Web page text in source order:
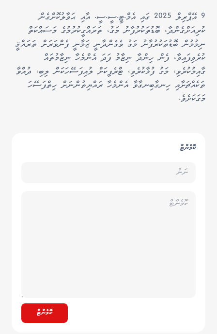
9 އޭޕްރިލް 2025 ގައި އެމް.ޓީ.ސީ.ސީ. އާއި ޙަވާލުކޮށްގެން
ކުރިއަށްގެންދާ، ބޮޑުތަކުރުފާނު މަގު، ތަރައްގީކުރުމުގެ މަސައްކަތް
ނިމުމުން ބޮޑުތަކުރުފާނު މަގު ވެގެންދާނީ ޒަމާނީ ފެންވަރަށް ތަރައްޤީ
ކުރެވިފައިވާ، ފެން ހިންދާ ނިޒާމު ފަދަ އެންމެހާ ނިޒާމުތައް
ގާއިމުކުރެވި، މަގު ފުޅާކުރެވި، ޓްރެފިކަށް ލުއިފަސޭހަކަން ލިބި، ދުއްވާ
ތަކެއްޗަށާއި ހިނގާބިނގާވާ އެންމެހާ ރައްޔިތުންނަށް ހިތްފަސޭހަ
މަގަކަށެވެ.
ކޮމެންޓް
ކޮމެންޓް